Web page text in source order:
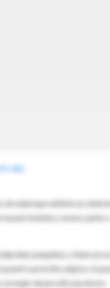
483
de edad que exhibió un
persistente y severa, junto a
pequeñas y
o próctitis atípica. A
mujer desarrolló una úlcera